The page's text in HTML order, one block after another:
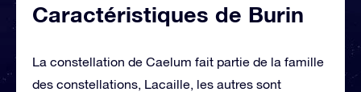
Caractéristiques de Burin
La constellation de Caelum fait partie de la famille
des constellations, Lacaille, les autres sont